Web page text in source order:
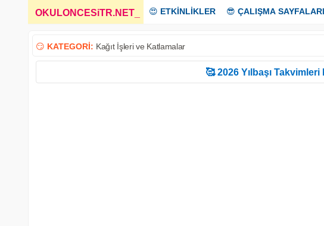
OKULONCESiTR.NET 😍 ETKİNLİKLER 😎 ÇALIŞMA SAYFALARI
😏 KATEGORİ: Kağıt İşleri ve Katlamalar
🥰 2026 Yılbaşı Takvimleri